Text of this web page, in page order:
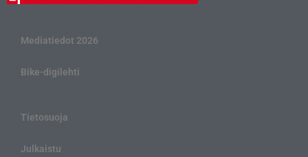
Mediatiedot 2026
Bike-digilehti
Tietosuoja
Julkaistu